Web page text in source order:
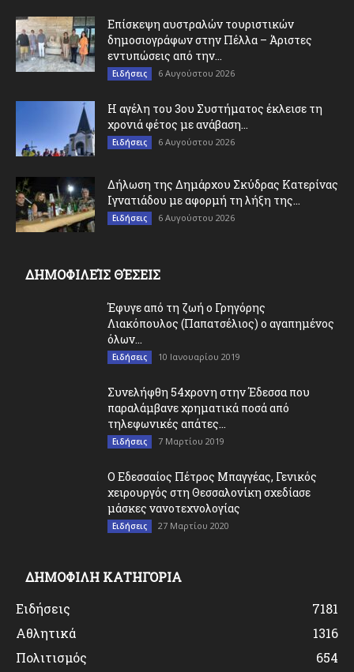
Επίσκεψη αυστραλών τουριστικών
δημοσιογράφων στην Πέλλα – Άριστες
εντυπώσεις από την...
Ειδήσεις 6 Αυγούστου 2026
Η αγέλη του 3ου Συστήματος έκλεισε τη
χρονιά φέτος με ανάβαση...
Ειδήσεις 6 Αυγούστου 2026
Δήλωση της Δημάρχου Σκύδρας Κατερίνας
Ιγνατιάδου με αφορμή τη λήξη της...
Ειδήσεις 6 Αυγούστου 2026
ΔΗΜΟΦΙΛΕΊΣ ΘΈΣΕΙΣ
Έφυγε από τη ζωή ο Γρηγόρης
Λιακόπουλος (Παπατσέλιος) ο αγαπημένος
όλων...
Ειδήσεις 10 Ιανουαρίου 2019
Συνελήφθη 54χρονη στην Έδεσσα που
παραλάμβανε χρηματικά ποσά από
τηλεφωνικές απάτες...
Ειδήσεις 7 Μαρτίου 2019
O Εδεσσαίος Πέτρος Μπαγγέας, Γενικός
χειρουργός στη Θεσσαλονίκη σχεδίασε
μάσκες νανοτεχνολογίας
Ειδήσεις 27 Μαρτίου 2020
ΔΗΜΟΦΙΛΗ ΚΑΤΗΓΟΡΙΑ
Ειδήσεις
7181
Αθλητικά
1316
Πολιτισμός
654